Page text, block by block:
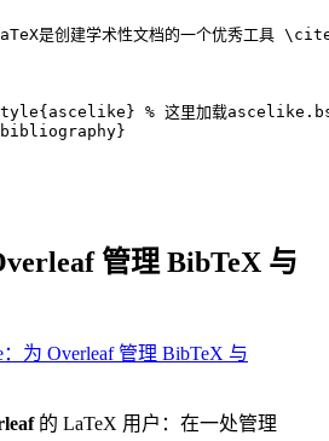
是创建学术性文档的一个优秀工具
{ascelike} % 这里加载
管理 BibTeX 与
：为 Overleaf 管理 BibTeX 与
的 LaTeX 用户：在一处管理